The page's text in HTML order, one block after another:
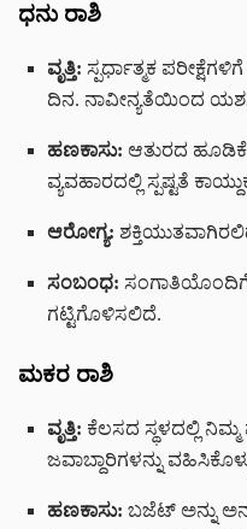
ಧನು ರಾಶಿ
ವೃತ್ತಿ: ಸ್ಪರ್ಧಾತ್ಮಕ
ದಿನ. ನಾವೀನ್ಯತೆಯಿಂದ
ಹಣಕಾಸು: ಆತುರದ ಹೂಡಿಕೆ
ವ್ಯವಹಾರದಲ್ಲಿ ಸ್ಪಷ್ಟತೆ
ಆರೋಗ್ಯ:
ಸಂಬಂಧ: ಸಂಗಾತಿಯೊಂದಿಗೆ
ಗಟ್ಟಿಗೊಳಿಸಲಿದೆ.
ಮಕರ ರಾಶಿ
ವೃತ್ತಿ: ಕೆಲಸದ ಸ್ಥಳದಲ್ಲಿ
ಜವಾಬ್ದಾರಿಗಳನ್ನು
ಹಣಕಾಸು: ಬಜೆಟ್ ಅನ್ನು